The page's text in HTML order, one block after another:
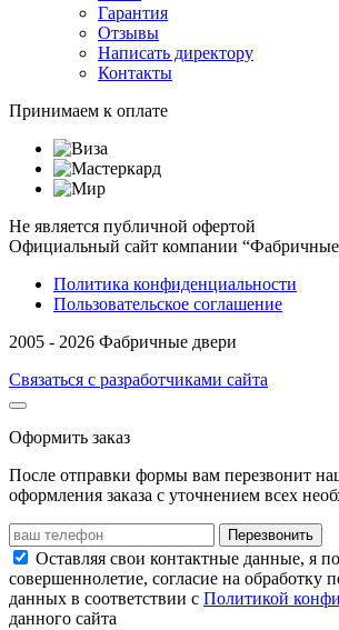
Гарантия
Отзывы
Написать директору
Контакты
Принимаем к оплате
Не является публичной офертой
Официальный сайт компании “Фабричные
Политика конфиденциальности
Пользовательское соглашение
2005 - 2026 Фабричные двери
Связаться с разработчиками сайта
Оформить заказ
После отправки формы вам перезвонит
оформления заказа с уточнением всех
Перезвонить
Оставляя свои контактные данные, я
совершеннолетие, согласие на обработку
данных в соответствии с Политикой
данного сайта